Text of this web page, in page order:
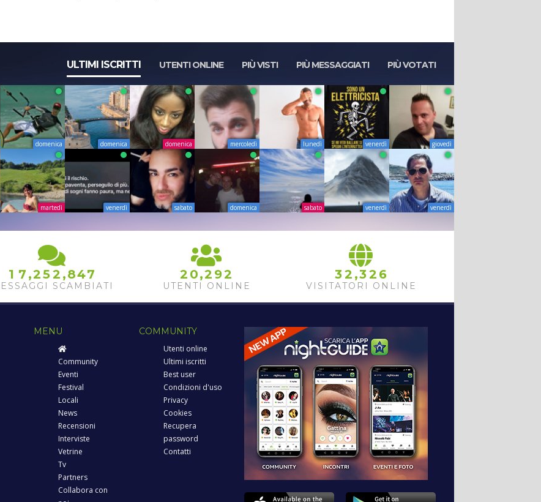
ULTIMI ISCRITTI UTENTI ONLINE PIÙ VISTI PIÙ MESSAGGIATI PIÙ VOTATI
domenica domenica domenica mercoledì lunedì venerdì giovedì
martedì venerdì sabato domenica sabato venerdì venerdì
1 7 ,252 ,847
SCAMBIATI
2 0,2 92
UTENTI ONLINE
32 ,32 6
VISITATORI ONLINE
MENU
Community
Eventi
Festival
Locali
News
Recensioni
Interviste
Vetrine
Tv
Partners
Collabora con
COMMUNITY
Utenti online
Ultimi iscritti
Best user
Condizioni d'uso
Privacy
Cookies
Recupera
password
Contatti